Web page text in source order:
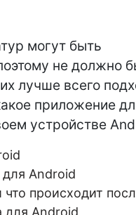
могут быть
не должно
лучше всего
приложение
устройстве
Android
происходит
для Android